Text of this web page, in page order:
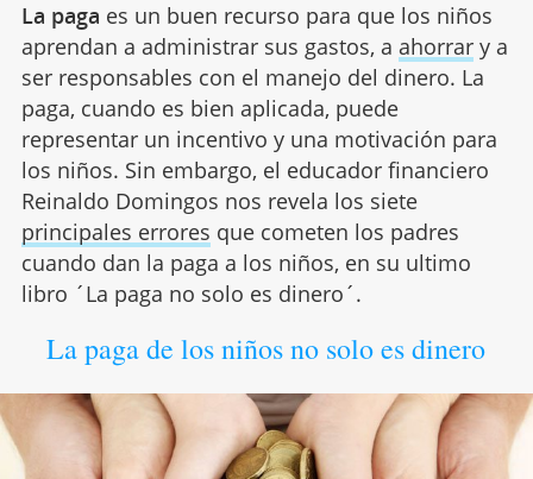
La paga es un buen recurso para que los niños
aprendan a administrar sus gastos, a ahorrary a
ser responsables con el manejo del dinero. La
paga, cuando es bien aplicada, puede
representar un incentivo y una motivación para
los niños. Sin embargo, el educador financiero
Reinaldo Domingos nos revela los siete
principales errores que cometen los padres
cuando dan la paga a los niños, en su ultimo
libro ´La paga no solo es dinero´.
La paga de los niños no solo es dinero